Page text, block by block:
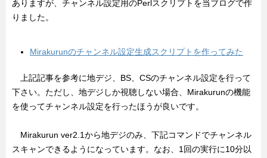
ありますが、チャンネル設定用のPerlスクリプトを当ブログで作
りました。
Mirakurunのチャンネル設定生成スクリプトを作ってみた
上記記事を参考に地デジ、BS、CSのチャンネル設定を行って
下さい。ただし、地デジしか視聴しない場合、Mirakurunの機能
を使ってチャンネル設定を行ったほうが良いです。
Mirakurun ver2.1から地デジのみ、下記コマンドでチャンネル
スキャンできるようになっています。なお、1回の実行に10分以